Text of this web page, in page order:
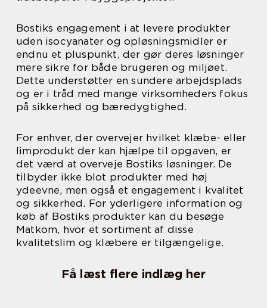
Bostiks engagement i at levere produkter
uden isocyanater og opløsningsmidler er
endnu et pluspunkt, der gør deres løsninger
mere sikre for både brugeren og miljøet.
Dette understøtter en sundere arbejdsplads
og er i tråd med mange virksomheders fokus
på sikkerhed og bæredygtighed.
For enhver, der overvejer hvilket klæbe- eller
limprodukt der kan hjælpe til opgaven, er
det værd at overveje Bostiks løsninger. De
tilbyder ikke blot produkter med høj
ydeevne, men også et engagement i kvalitet
og sikkerhed. For yderligere information og
køb af Bostiks produkter kan du besøge
Matkom, hvor et sortiment af disse
kvalitetslim og klæbere er tilgængelige.
Få læst flere indlæg her